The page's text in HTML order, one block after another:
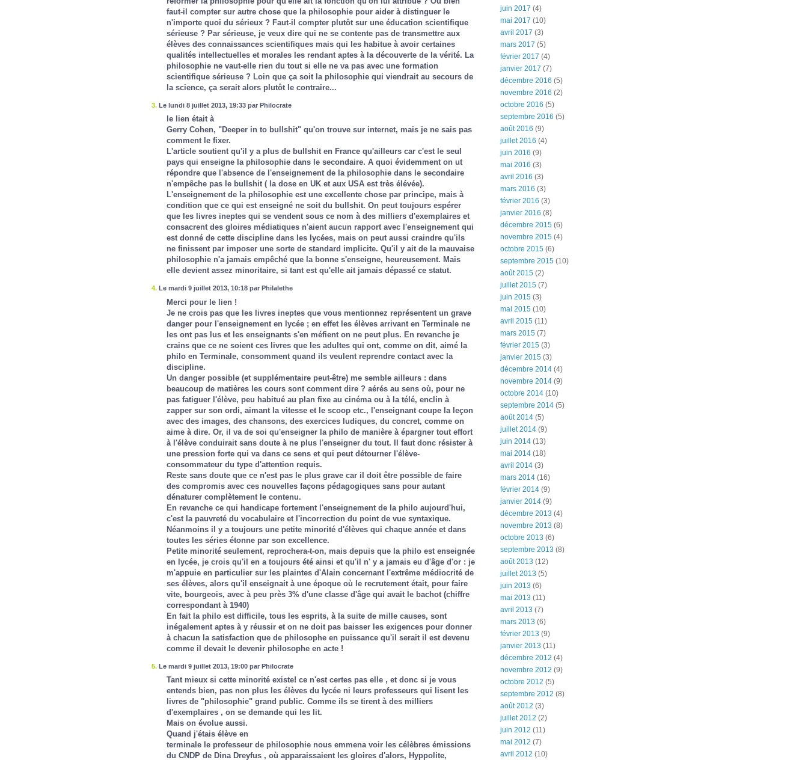
faut-il compter sur autre chose que la philosophie pour aider à distinguer le
n'importe quoi du sérieux ? Faut-il compter plutôt sur une éducation scientifique
sérieuse ? Par sérieuse, je veux dire qui ne se contente pas de transmettre aux
élèves des connaissances scientifiques mais qui les habitue à avoir certaines
qualités intellectuelles et morales les rendant aptes à la découverte de la vérité. La
philosophie ne vaut-elle rien du tout si elle ne va pas avec une formation
scientifique sérieuse ? Loin que ça soit la philosophie qui viendrait au secours de
la science, ça serait alors plutôt le contraire...
3. Le lundi 8 juillet 2013, 19:33 par Philocrate
le lien était à
Gerry Cohen, "Deeper in to bullshit" qu'on trouve sur internet, mais je ne sais pas
comment le fixer.
L'article soutient qu'il y a plus de bullshit en France qu'ailleurs car c'est le seul
pays qui enseigne la philosophie dans le secondaire. A quoi évidemment on ut
répondre que l'absence de l'enseignement de la philosophie dans le secondaire
n'empêche pas le bullshit ( la dose en UK et aux USA est très élévée).
L'enseignement de la philosophie est une excellente chose par principe, mais à
condition que ce qui est enseigné ne soit du bullshit. On peut toujours espérer
que les livres ineptes qui se vendent sous ce nom à des milliers d'exemplaires et
consacrent des gloires médiatiques n'aient aucun rapport avec l'enseignement qui
est donné de cette discipline dans les lycées, mais on peut aussi craindre qu'ils
ne finissent par imposer une sorte de standard implicite. Qu'il y ait de la mauvaise
philosophie n'a jamais empêché que la bonne s'enseigne, heureusement. Mais
elle devient assez minoritaire, si tant est qu'elle ait jamais dépassé ce statut.
4. Le mardi 9 juillet 2013, 10:18 par Philalethe
Merci pour le lien !
Je ne crois pas que les livres ineptes que vous mentionnez représentent un grave
danger pour l'enseignement en lycée ; en effet les élèves arrivant en Terminale ne
les ont pas lus et les enseignants s'en méfient on ne peut plus. En revanche je
crains que ce ne soient ces livres que les adultes qui ont, comme on dit, aimé la
philo en Terminale, consomment quand ils veulent reprendre contact avec la
discipline.
Un danger possible (et supplémentaire peut-être) me semble ailleurs : dans
beaucoup de matières les cours sont comment dire ? aérés au sens où, pour ne
pas fatiguer l'élève, peu habitué au plan fixe au cinéma ou à la télé, enclin à
zapper sur son ordi, aimant la vitesse et le scoop etc., l'enseignant coupe la leçon
avec des images, des chansons, des exercices ludiques, du concret, comme on
aime à dire. Or, il va de soi qu'enseigner la philo de manière à épargner tout effort
à l'élève conduirait sans doute à ne plus l'enseigner du tout. Il faut donc résister à
une pression forte qui va dans ce sens et qui peut détourner l'élève-
consommateur du type d'attention requis.
Reste sans doute que ce n'est pas le plus grave car il doit être possible de faire
des compromis avec ces nouvelles façons pédagogiques sans pour autant
dénaturer complètement le contenu.
En revanche ce qui handicape fortement l'enseignement de la philo aujourd'hui,
c'est la pauvreté du vocabulaire et l'incorrection du point de vue syntaxique.
Néanmoins il y a toujours une petite minorité d'élèves qui chaque année et dans
toutes les séries étonne par son excellence.
Petite minorité seulement, reprochera-t-on, mais depuis que la philo est enseignée
en lycée, je crois qu'il en a toujours été ainsi et qu'il n' y a jamais eu d'âge d'or : je
m'appuie en particulier sur les plaintes d'Alain concernant l'extrême médiocrité de
ses élèves, alors qu'il enseignait à une époque où le recrutement était, pour faire
vite, bourgeois, avec à peu près 3% d'une classe d'âge qui avait le bachot (chiffre
correspondant à 1940)
En fait la philo est difficile, tous les esprits, à la suite de mille causes, sont
inégalement aptes à y réussir et on ne doit pas baisser les exigences pour donner
à chacun la satisfaction que de philosophe en puissance qu'il serait il est devenu
comme il devait le devenir philosophe en acte !
5. Le mardi 9 juillet 2013, 19:00 par Philocrate
Tant mieux si cette minorité existe! ce n'est certes pas elle , et donc si je vous
entends bien, pas non plus les élèves du lycée ni leurs professeurs qui lisent les
livres de "philosophie" grand public. Comme ils se tirent à des milliers
d'exemplaires , on se demande qui les lit.
Mais on évolue aussi.
Quand j'étais élève en
terminale le professeur de philosophie nous emmena voir les célèbres émissions
du CNDP de Dina Dreyfus , où apparaissaient les gloires d'alors, Hyppolite,
juin 2017 (4)
mai 2017 (10)
avril 2017 (3)
mars 2017 (5)
février 2017 (4)
janvier 2017 (7)
décembre 2016 (5)
novembre 2016 (2)
octobre 2016 (5)
septembre 2016 (5)
août 2016 (9)
juillet 2016 (4)
juin 2016 (9)
mai 2016 (3)
avril 2016 (3)
mars 2016 (3)
février 2016 (3)
janvier 2016 (8)
décembre 2015 (6)
novembre 2015 (4)
octobre 2015 (6)
septembre 2015 (10)
août 2015 (2)
juillet 2015 (7)
juin 2015 (3)
mai 2015 (10)
avril 2015 (11)
mars 2015 (7)
février 2015 (3)
janvier 2015 (3)
décembre 2014 (4)
novembre 2014 (9)
octobre 2014 (10)
septembre 2014 (5)
août 2014 (5)
juillet 2014 (9)
juin 2014 (13)
mai 2014 (18)
avril 2014 (3)
mars 2014 (16)
février 2014 (9)
janvier 2014 (9)
décembre 2013 (4)
novembre 2013 (8)
octobre 2013 (6)
septembre 2013 (8)
août 2013 (12)
juillet 2013 (5)
juin 2013 (6)
mai 2013 (11)
avril 2013 (7)
mars 2013 (6)
février 2013 (9)
janvier 2013 (11)
décembre 2012 (4)
novembre 2012 (9)
octobre 2012 (5)
septembre 2012 (8)
août 2012 (3)
juillet 2012 (2)
juin 2012 (11)
mai 2012 (7)
avril 2012 (10)